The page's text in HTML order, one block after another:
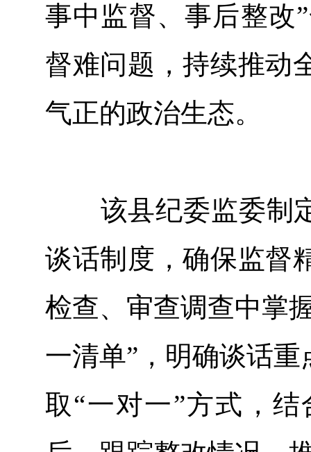
事中监督、事后整改
督难问题，持续推动
气正的政治生态。​
该县纪委监委制定
谈话制度，确保监督
检查、审查调查中掌
一清单”，明确谈话
取“一对一”方式，